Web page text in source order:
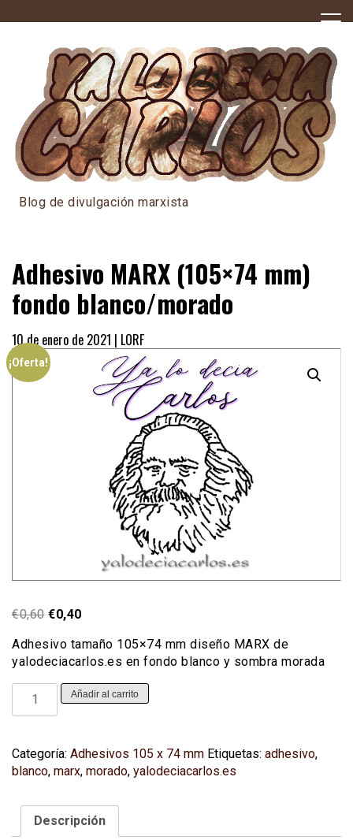
to
Blog de divulgación marxista
Adhesivo MARX (105×74 mm)
fondo blanco/morado
10 de enero de 2021 | LORF
¡Oferta!
€0,60 El
original
era:
€0,60.
€0,40El
actual
es:
€0,40.
Adhesivo tamaño 105×74 mm diseño MARX de
yalodeciacarlos.es en fondo blanco y sombra morada
Adhesivo
MARX
fondo
blanco/morado
Añadir al carrito
Categoría: Adhesivos 105 x 74 mm Etiquetas: adhesivo,
blanco, marx, morado, yalodeciacarlos.es
Descripción